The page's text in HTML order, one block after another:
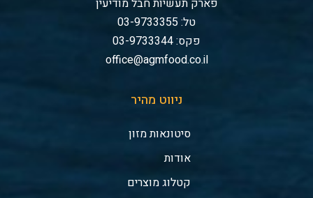
פארק תעשיות חבל מודיעין
טל: 03-9733355
פקס: 03-9733344
office@agmfood.co.il
ניווט מהיר
סיטונאות מזון
אודות
קטלוג מוצרים